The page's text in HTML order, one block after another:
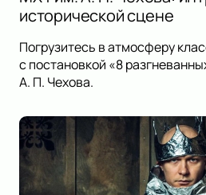
исторической сцене
Погрузитесь в атмосферу
с постановкой «8
А. П. Чехова.